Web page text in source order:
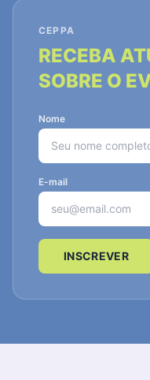
CEPPA
RECEBA
SOBRE O
Nome
E-mail
INSCREVER